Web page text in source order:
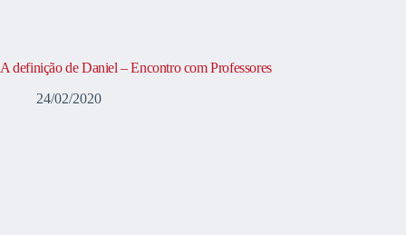
A definição de Daniel – Encontro com Professores
24/02/2020